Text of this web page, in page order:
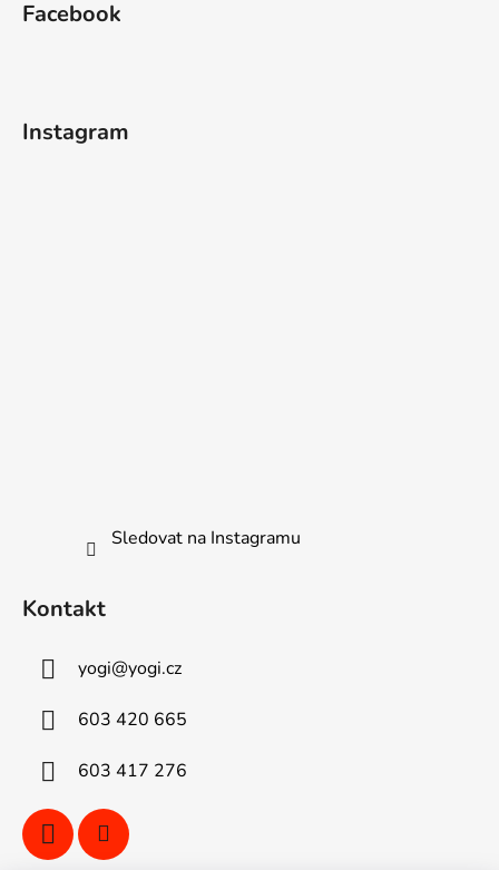
Facebook
Instagram
Sledovat na Instagramu
Kontakt
yogi@yogi.cz
603 420 665
603 417 276